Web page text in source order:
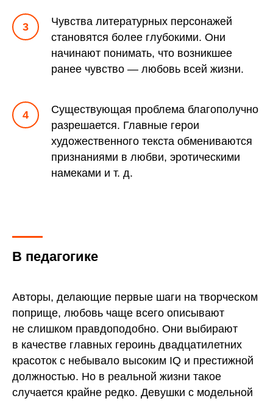
Чувства литературных персонажей
становятся более глубокими. Они
начинают понимать, что возникшее
ранее чувство — любовь всей жизни.
Существующая проблема благополучно
разрешается. Главные герои
художественного текста обмениваются
признаниями в любви, эротическими
намеками и т. д.
В педагогике
Авторы, делающие первые шаги на творческом
поприще, любовь чаще всего описывают
не слишком правдоподобно. Они выбирают
в качестве главных героинь двадцатилетних
красоток с небывало высоким IQ и престижной
должностью. Но в реальной жизни такое
случается крайне редко. Девушки с модельной